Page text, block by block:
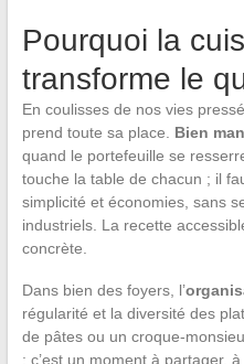
Pourquoi la
transforme le
En coulisses de nos vies
prend toute sa place. Bien
quand le portefeuille se
touche la table de chacun ; il
simplicité et économies, sans
industriels. La recette
concrète.
Dans bien des foyers, l’
régularité et la diversité des
de pâtes ou un croque-
: c’est un moment à partager,